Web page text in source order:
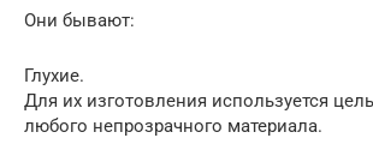
Они бывают:
Глухие.
Для их изготовления используется
любого непрозрачного материала.